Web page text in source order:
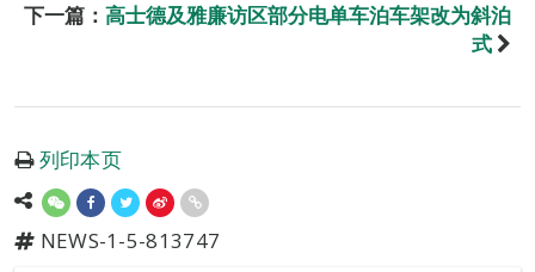
下一篇： 高士德及雅廉访区部分电单车泊车架改为斜泊
式
列印本页
NEWS-1-5-813747